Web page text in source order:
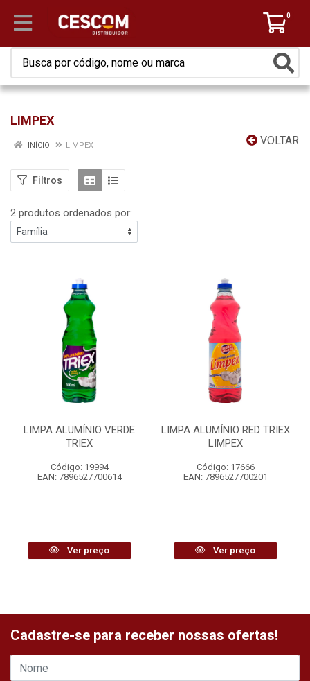
0
LIMPEX
VOLTAR
INÍCIO LIMPEX
Filtros
2 produtos ordenados por:
LIMPA ALUMÍNIO VERDE
TRIEX
Código: 19994
EAN: 7896527700614
Ver preço
LIMPA ALUMÍNIO RED TRIEX
LIMPEX
Código: 17666
EAN: 7896527700201
Ver preço
Cadastre-se para receber nossas ofertas!